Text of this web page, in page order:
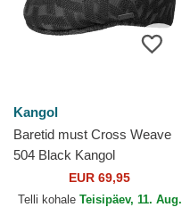
Kangol
Baretid must Cross Weave
504 Black Kangol
EUR 69,95
Telli kohale Teisipäev, 11. Aug.